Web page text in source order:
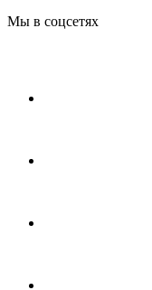
Мы в соцсетях